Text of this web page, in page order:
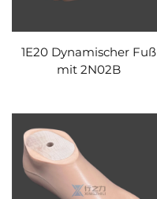
1E20 Dynamischer Fuß
mit 2N02B